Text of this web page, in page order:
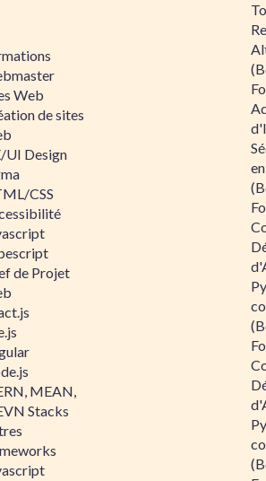
Web
de sites
UI Design
CSS
de Projet
MEAN,
Stacks